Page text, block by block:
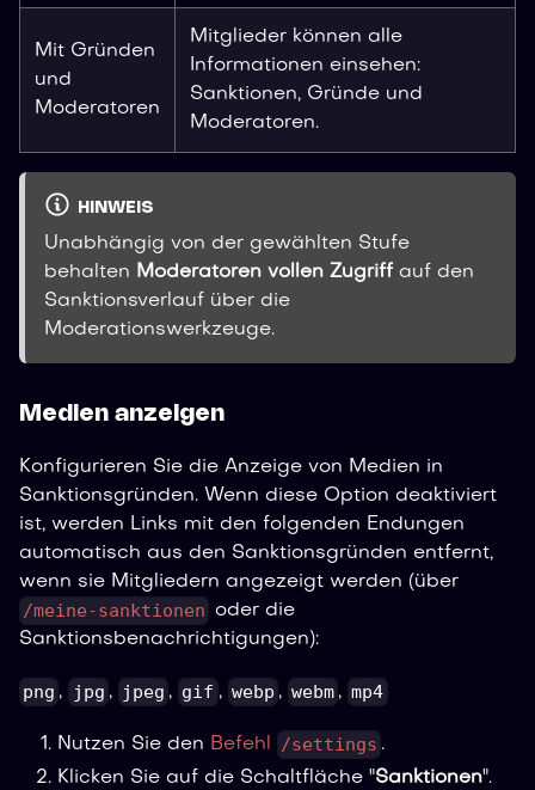
Mit Gründen
und
Moderatoren
Mitglieder können alle
Informationen einsehen:
Sanktionen, Gründe und
Moderatoren.
HINWEIS
Unabhängig von der gewählten Stufe
behalten Moderatoren vollen Zugriff auf den
Sanktionsverlauf über die
Moderationswerkzeuge.
Medien anzeigen
Konfigurieren Sie die Anzeige von Medien in
Sanktionsgründen. Wenn diese Option deaktiviert
ist, werden Links mit den folgenden Endungen
automatisch aus den Sanktionsgründen entfernt,
wenn sie Mitgliedern angezeigt werden (über
/meine-sanktionen oder die
Sanktionsbenachrichtigungen):
png , jpg , jpeg , gif , webp , webm , mp4
Nutzen Sie den Befehl /settings .
Klicken Sie auf die Schaltfläche "Sanktionen".